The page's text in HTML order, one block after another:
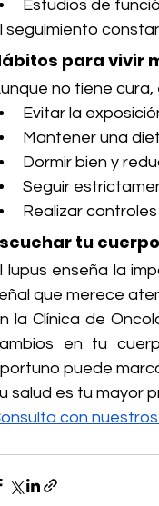
Estudios de
seguimiento
para vivir
no tiene
Evitar la
Mantener una
Dormir bien y
Seguir
Realizar
tu
lupus enseña la
que merece
la Clínica de
en tu
puede
salud es tu mayor
con